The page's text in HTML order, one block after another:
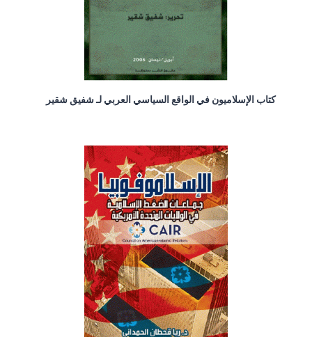
كتاب الإسلاميون في الواقع السياسي العربي لـ شفيق شقير